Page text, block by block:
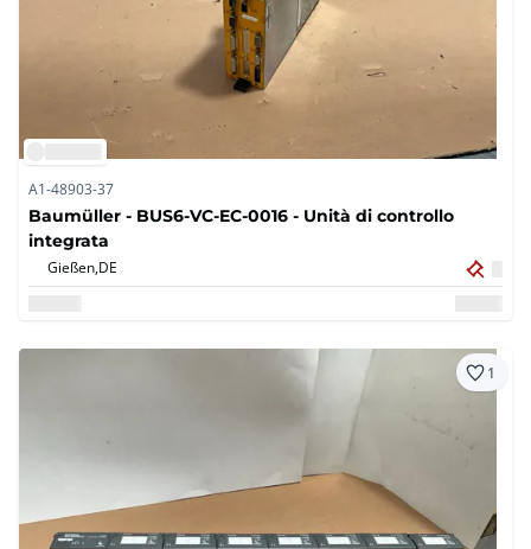
A1-48903-37
Baumüller - BUS6-VC-EC-0016 - Unità di controllo
integrata
Gießen,DE
1